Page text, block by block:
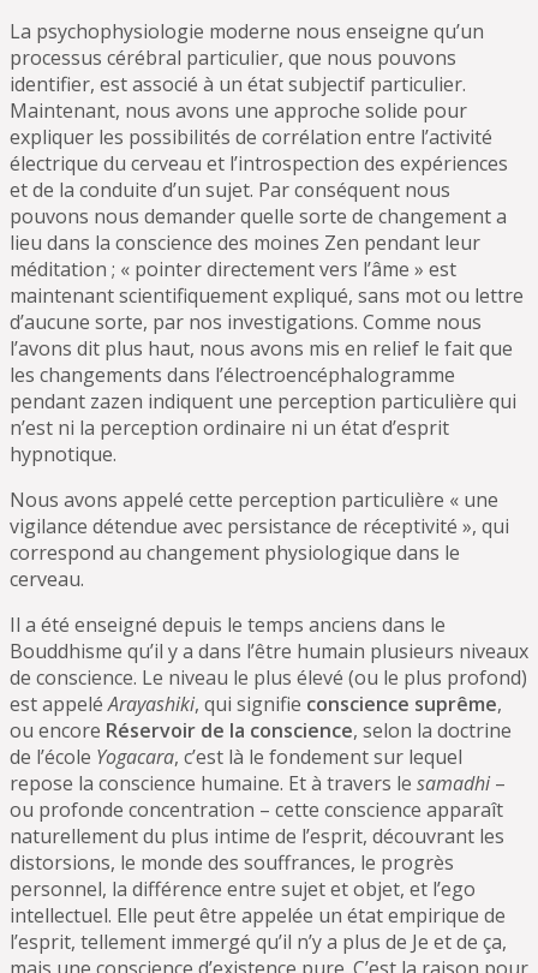
La psychophysiologie moderne nous enseigne qu’un
processus cérébral particulier, que nous pouvons
identifier, est associé à un état subjectif particulier.
Maintenant, nous avons une approche solide pour
expliquer les possibilités de corrélation entre l’activité
électrique du cerveau et l’introspection des expériences
et de la conduite d’un sujet. Par conséquent nous
pouvons nous demander quelle sorte de changement a
lieu dans la conscience des moines Zen pendant leur
méditation ; « pointer directement vers l’âme » est
maintenant scientifiquement expliqué, sans mot ou lettre
d’aucune sorte, par nos investigations. Comme nous
l’avons dit plus haut, nous avons mis en relief le fait que
les changements dans l’électroencéphalogramme
pendant zazen indiquent une perception particulière qui
n’est ni la perception ordinaire ni un état d’esprit
hypnotique.
Nous avons appelé cette perception particulière « une
vigilance détendue avec persistance de réceptivité », qui
correspond au changement physiologique dans le
cerveau.
Il a été enseigné depuis le temps anciens dans le
Bouddhisme qu’il y a dans l’être humain plusieurs niveaux
de conscience. Le niveau le plus élevé (ou le plus profond)
est appeléArayashiki, qui signifie conscience suprême,
ou encore Réservoir de la conscience, selon la doctrine
de l’école Yogacara, c’est là le fondement sur lequel
repose la conscience humaine. Et à travers le samadhi –
ou profonde concentration – cette conscience apparaît
naturellement du plus intime de l’esprit, découvrant les
distorsions, le monde des souffrances, le progrès
personnel, la différence entre sujet et objet, et l’ego
intellectuel. Elle peut être appelée un état empirique de
l’esprit, tellement immergé qu’il n’y a plus de Je et de ça,